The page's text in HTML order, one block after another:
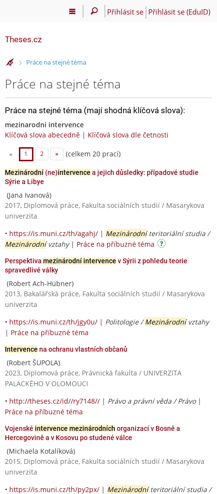
Přihlásit se Přihlásit se (EduID)
Theses.cz
>Práce na stejné téma
Práce na stejné téma
Práce na stejné téma (mají shodná klíčová slova):
mezinarodni intervence
Klíčová slova abecedně | Klíčová slova dle četnosti
« 1 2 » (celkem 20 prací)
Mezinárodní (ne)intervence a jejich důsledky: případové studie
Sýrie a Libye
(Jana Ivanová)
2017, Diplomová práce, Fakulta sociálních studií / Masarykova
univerzita
• https://is.muni.cz/th/agahj/ | Mezinárodníteritoriální studia /
Mezinárodnívztahy| Práce na příbuzné téma
Perspektiva mezinárodní intervence v Sýrii z pohledu teorie
spravedlivé války
(Robert Ach-Hübner)
2013, Bakalářská práce, Fakulta sociálních studií / Masarykova
univerzita
• https://is.muni.cz/th/jgy0u/ | Politologie /Mezinárodnívztahy
| Práce na příbuzné téma
Intervence na ochranu vlastních občanů
(Robert ŠUPOLA)
2023, Diplomová práce, Právnická fakulta / UNIVERZITA
PALACKÉHO V OLOMOUCI
• http://theses.cz/id//ry7148// | Právo a právní věda / Právo|
Práce na příbuzné téma
Vojenské intervence mezinárodních organizací v Bosně a
Hercegovině a v Kosovu po studené válce
(Michaela Kotalíková)
2015, Diplomová práce, Fakulta sociálních studií / Masarykova
univerzita
• https://is.muni.cz/th/py2px/ | Mezinárodníteritoriální studia /